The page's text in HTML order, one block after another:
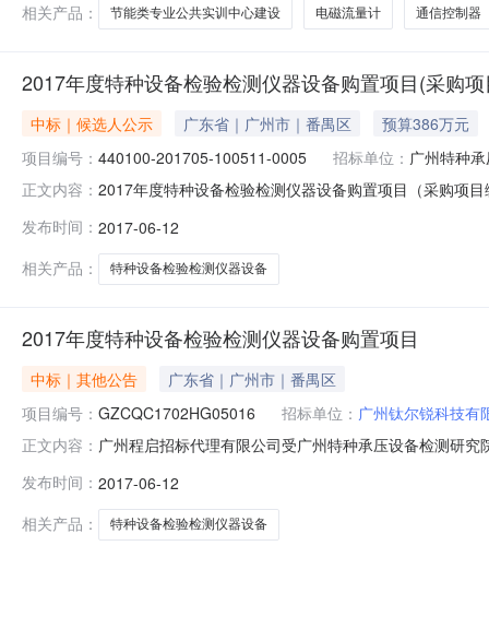
相关产品：
节能类专业公共实训中心建设 电磁流量计 通信控制器
2017年度特种设备检验检测仪器设备购置项目(采购
中标｜候选人公示 广东省｜广州市｜番禺区
预算386万元
项目编号： 440100-201705-100511-0005 招标单位： 广州特种
正文内容： 2017年度特种设备检验检测仪器设备购置项目（采购项
系人及联系方式：项目联系人详见公告正文项目联系电
称广州程启招标代理有
发布时间： 2017-06-12
相关产品：
特种设备检验检测仪器设备
2017年度特种设备检验检测仪器设备购置项目
中标｜其他公告
广东省｜广州市｜番禺区
项目编号： GZCQC1702HG05016 招标单位： 广州钛尔锐科技有
正文内容： 广州程启招标代理有限公司受广州特种承压设备检测研
目三、采购项目预算金额（元）：3,860,000四、采购方
发布时间： 2017-06-12
相关产品：
特种设备检验检测仪器设备